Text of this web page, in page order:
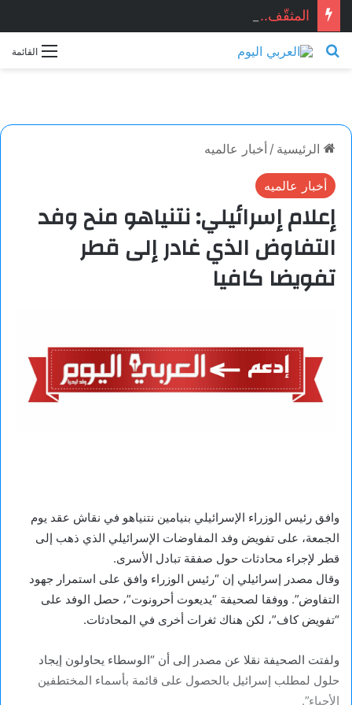
المثقّف.. قصيدة للشاعر السوري: ماجد الراوي
القائمة بحث عن
الرئيسية / أخبار عالميه
أخبار عالميه
إعلام إسرائيلي: نتنياهو منح وفد
التفاوض الذي غادر إلى قطر
تفويضا كافيا
وافق رئيس الوزراء الإسرائيلي بنيامين نتنياهو في نقاش عقد يوم
الجمعة، على تفويض وفد المفاوضات الإسرائيلي الذي ذهب إلى
قطر لإجراء محادثات حول صفقة تبادل الأسرى.
وقال مصدر إسرائيلي إن “رئيس الوزراء وافق على استمرار جهود
التفاوض”. ووفقا لصحيفة “يديعوت أحرونوت”، حصل الوفد على
“تفويض كاف”، لكن هناك ثغرات أخرى في المحادثات.
ولفتت الصحيفة نقلا عن مصدر إلى أن “الوسطاء يحاولون إيجاد
حلول لمطلب إسرائيل بالحصول على قائمة بأسماء المختطفين
الأحياء”.